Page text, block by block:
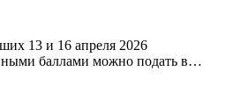
13 и 16 апреля 2026
баллами можно подать в…